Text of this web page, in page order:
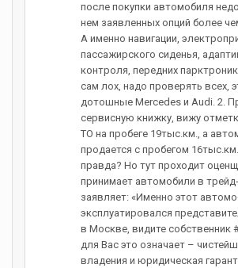
после покупки автомобиля
нем заявленных опций более
А именно навигации,
пассажирского сиденья,
контроля, передних
сам лох, надо проверять всех,
дотошные Mercedes и Audi. 2.
сервисную книжку, вижу
ТО на пробеге 19тыс.км., а
продается с пробегом
правда? Но тут проходит
принимает автомобили в
заявляет: «Именно этот
эксплуатировался
в Москве, видите собственник
для Вас это означает –
владения и юридическая